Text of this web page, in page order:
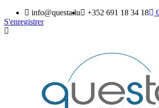
info@questa.lu +352 691 18 34 18
S'enregistrer